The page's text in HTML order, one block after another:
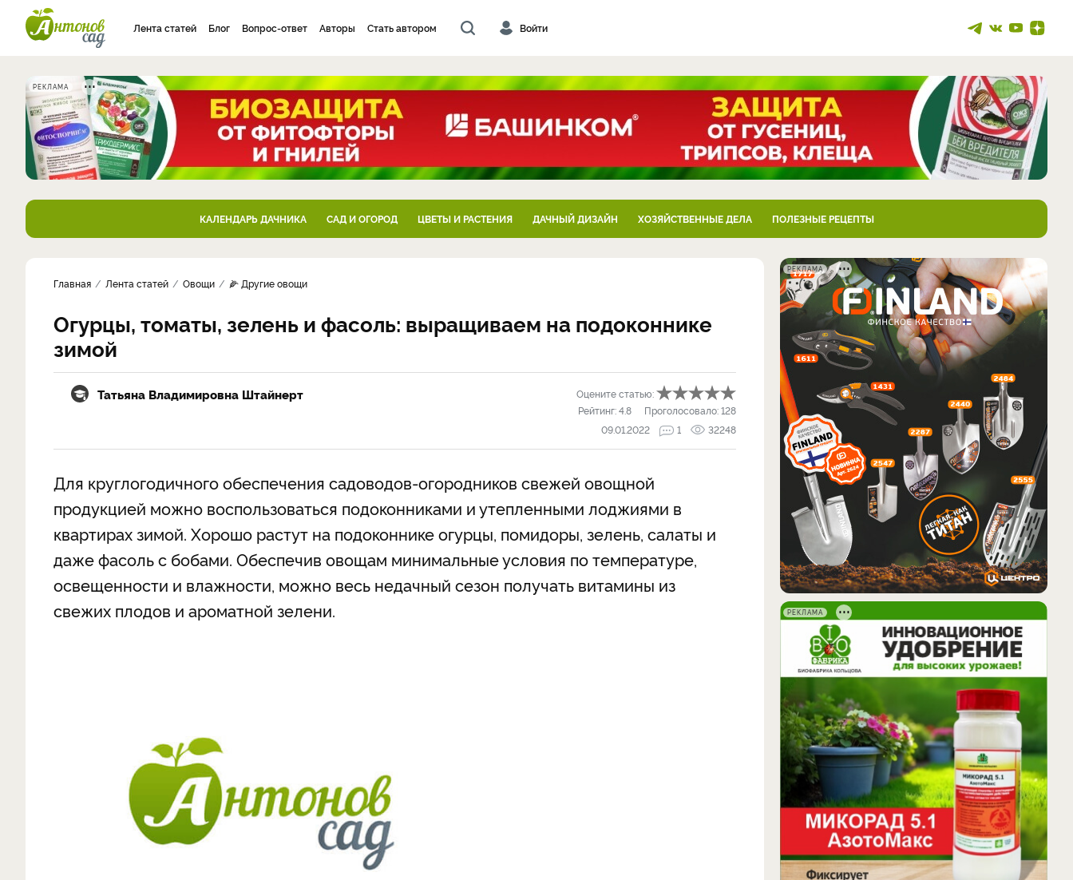
Лента статей Блог Вопрос-ответ Авторы Стать автором Войти
РЕКЛАМА
КАЛЕНДАРЬ ДАЧНИКА САД И ОГОРОД ЦВЕТЫ И РАСТЕНИЯ ДАЧНЫЙ ДИЗАЙН ХОЗЯЙСТВЕННЫЕ ДЕЛА ПОЛЕЗНЫЕ РЕЦЕПТЫ
Главная Лента статей Овощи 🌽 Другие овощи
Огурцы, томаты, зелень и фасоль: выращиваем на подоконнике
зимой
Татьяна Владимировна Штайнерт
Оцените статью:
Рейтинг:4.8 Проголосовало:128
09.01.2022
1 32248
Для круглогодичного обеспечения садоводов-огородников свежей овощной
продукцией можно воспользоваться подоконниками и утепленными лоджиями в
квартирах зимой. Хорошо растут на подоконнике огурцы, помидоры, зелень, салаты и
даже фасоль с бобами. Обеспечив овощам минимальные условия по температуре,
освещенности и влажности, можно весь недачный сезон получать витамины из
свежих плодов и ароматной зелени.
РЕКЛАМА
РЕКЛАМА